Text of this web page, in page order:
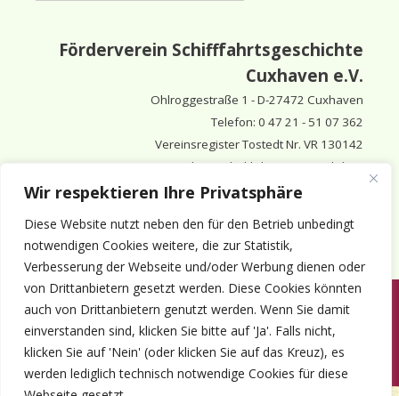
Wir respektieren Ihre Privatsphäre
Diese Website nutzt neben den für den Betrieb unbedingt
notwendigen Cookies weitere, die zur Statistik,
Verbesserung der Webseite und/oder Werbung dienen oder
von Drittanbietern gesetzt werden. Diese Cookies könnten
auch von Drittanbietern genutzt werden. Wenn Sie damit
einverstanden sind, klicken Sie bitte auf 'Ja'. Falls nicht,
klicken Sie auf 'Nein' (oder klicken Sie auf das Kreuz), es
werden lediglich technisch notwendige Cookies für diese
Förderverein Schifffahrtsgeschichte
Cuxhaven e.V.
Ohlroggestraße 1 - D-27472 Cuxhaven
Telefon: 0 47 21 - 51 07 362
Vereinsregister Tostedt Nr. VR 130142
Vorsitzender & inhaltlich Verantwortlicher:
Horst Huthsfeldt
Stellv. Vorsitzender: Eberhard Hewicker
Anmelden Aktuelles Termine Mitgliedschaft
Kontakt
© 1980-2026 Förderverein Schifffahrtsgeschichte Cuxhaven e.V. · ©
2022-2026 made and supported by Intercura